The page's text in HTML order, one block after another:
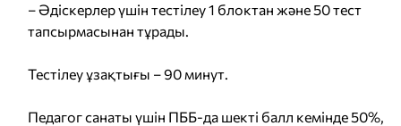
– Әдіскерлер үшін тестілеу 1 блоктан және 50 тест
тапсырмасынан тұрады.
Тестілеу ұзақтығы – 90 минут.
Педагог санаты үшін ПББ-да шекті балл кемінде 50%,